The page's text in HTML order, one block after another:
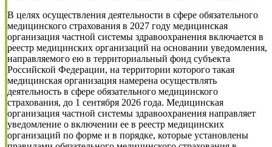
В целях осуществления деятельности в сфере обязательного
медицинского страхования в 2027 году медицинская
организация частной системы здравоохранения включается в
реестр медицинских организаций на основании уведомления,
направляемого ею в территориальный фонд субъекта
Российской Федерации, на территории которого такая
медицинская организация намерена осуществлять
деятельность в сфере обязательного медицинского
страхования, до 1 сентября 2026 года. Медицинская
организация частной системы здравоохранения направляет
уведомление о включении ее в реестр медицинских
организаций по форме и в порядке, которые установлены